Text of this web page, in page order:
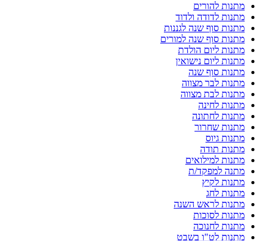
מתנות להורים
מתנות לדודה ולדוד
מתנות סוף שנה לגננות
מתנות סוף שנה למורים
מתנות ליום הולדת
מתנות ליום נישואין
מתנות סוף שנה
מתנות לבר מצווה
מתנות לבת מצווה
מתנות לחינה
מתנות לחתונה
מתנות שחרור
מתנות גיוס
מתנות תודה
מתנות למילואים
מתנה למפקד/ת
מתנות לקיץ
מתנות לחג
מתנות לראש השנה
מתנות לסוכות
מתנות לחנוכה
מתנות לט"ו בשבט